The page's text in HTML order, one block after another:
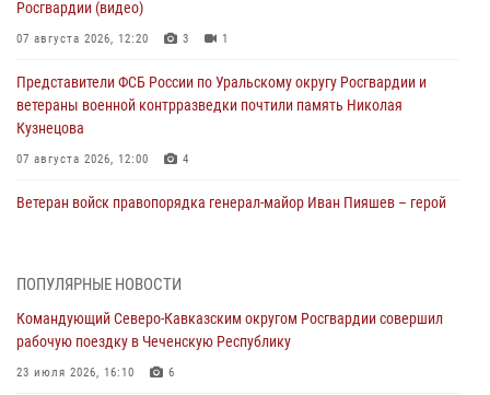
Росгвардии (видео)
07 августа 2026, 12:20 3 1
Представители ФСБ России по Уральскому округу Росгвардии и
ветераны военной контрразведки почтили память Николая
Кузнецова
07 августа 2026, 12:00 4
Ветеран войск правопорядка генерал-майор Иван Пияшев – герой
Смольного собора в Санкт-Петербурге (видео)
07 августа 2026, 11:34
ПОПУЛЯРНЫЕ НОВОСТИ
Командующий Северо-Кавказским округом Росгвардии совершил
рабочую поездку в Чеченскую Республику
23 июля 2026, 16:10 6